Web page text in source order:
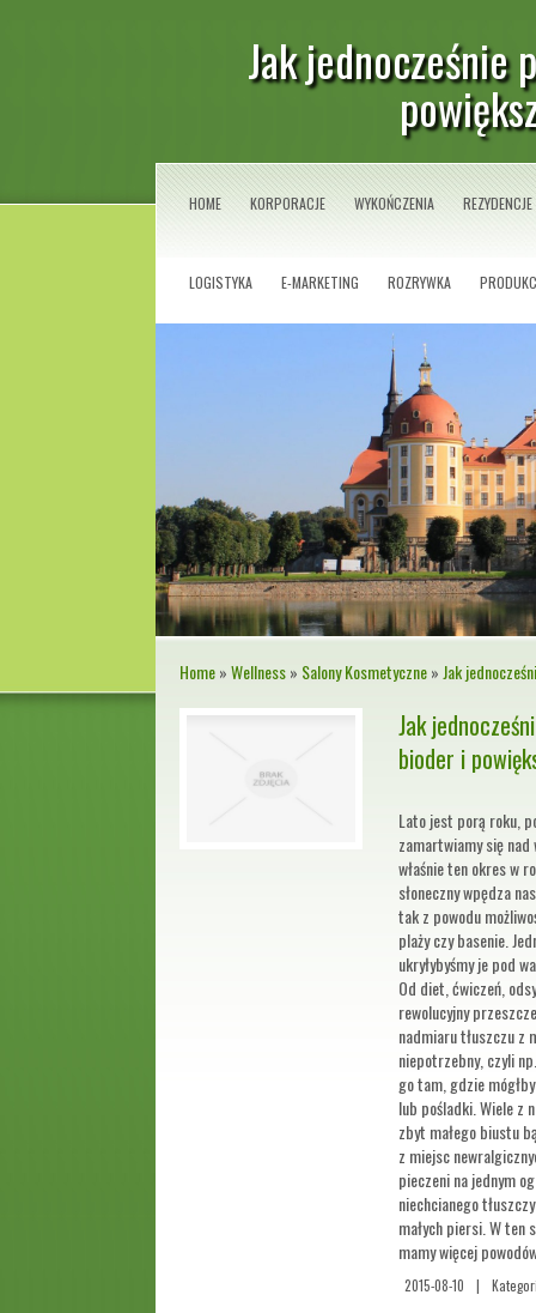
Jak jednocześnie
HOME KORPORACJE WYKOŃCZENIA REZYDENCJE
LOGISTYKA E-MARKETING ROZRYWKA
Home»Wellness» Salony Kosmetyczne» Jak
Jak
bioder i
Lato jest porą roku,
zamartwiamy się nad
właśnie ten okres w
słoneczny wpędza
tak z powodu
plaży czy basenie.
ukryłybyśmy je pod
Od diet, ćwiczeń,
rewolucyjny
nadmiaru tłuszczu z
niepotrzebny, czyli
go tam, gdzie
lub pośladki. Wiele z
zbyt małego biustu
z miejsc
pieczeni na jednym
niechcianego
małych piersi. W ten
mamy więcej
2015-08-10 |